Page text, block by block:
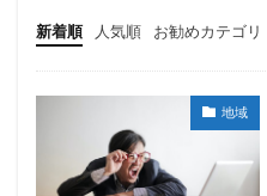
新着順 人気順 お勧めカテゴリ
Uncategorized
地域